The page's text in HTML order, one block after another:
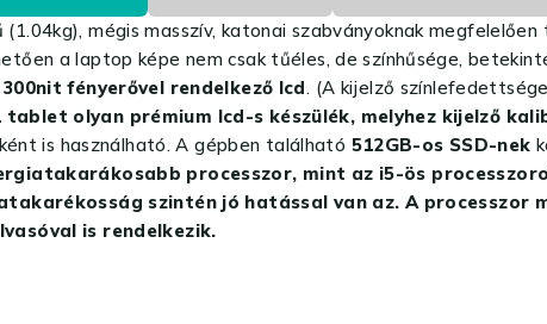
mégis masszív, katonai szabványoknak
a laptop képe nem csak tűéles, de színhűsége,
fényerővel rendelkező lcd. (A kijelző
tablet olyan prémium lcd-s készülék, melyhez kijelző
is használható. A gépben található 512GB-os SSD-nek
processzor, mint az i5-ös
szintén jó hatással van az. A processzor
is rendelkezik.